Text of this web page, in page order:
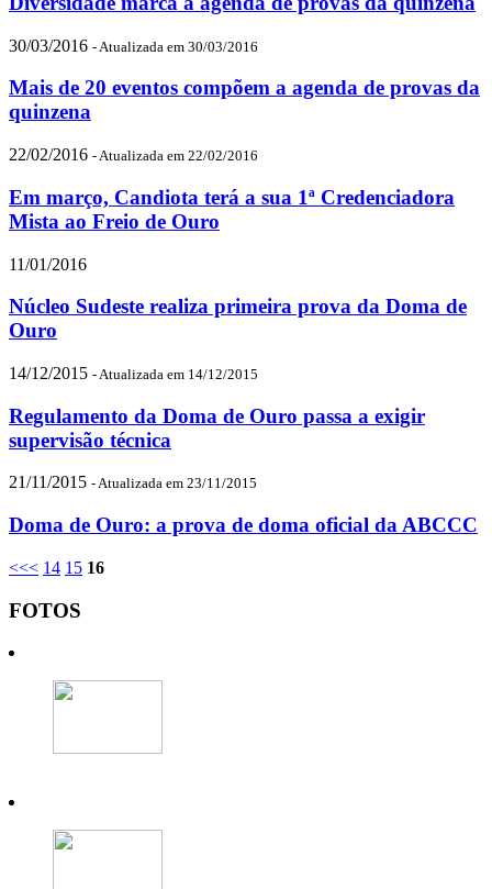
30/03/2016 - Atualizada em 30/03/2016
Mais de 20 eventos compõem a agenda de provas da
quinzena
22/02/2016 - Atualizada em 22/02/2016
Em março, Candiota terá a sua 1ª Credenciadora
Mista ao Freio de Ouro
11/01/2016
Núcleo Sudeste realiza primeira prova da Doma de
Ouro
14/12/2015 - Atualizada em 14/12/2015
Regulamento da Doma de Ouro passa a exigir
supervisão técnica
21/11/2015 - Atualizada em 23/11/2015
Doma de Ouro: a prova de doma oficial da ABCCC
<<< 14 15 16
FOTOS